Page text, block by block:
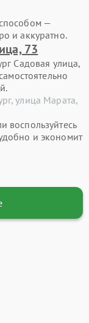
—
и аккуратно.
73
Садовая улица,
улица Марата,
воспользуйтесь
и экономит